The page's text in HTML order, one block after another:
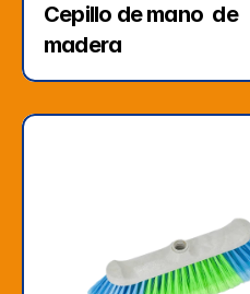
Cepillo de mano  de
madera